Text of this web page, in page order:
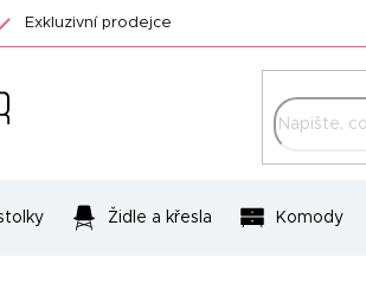
Exkluzivní prodejce
Židle a křesla Komody